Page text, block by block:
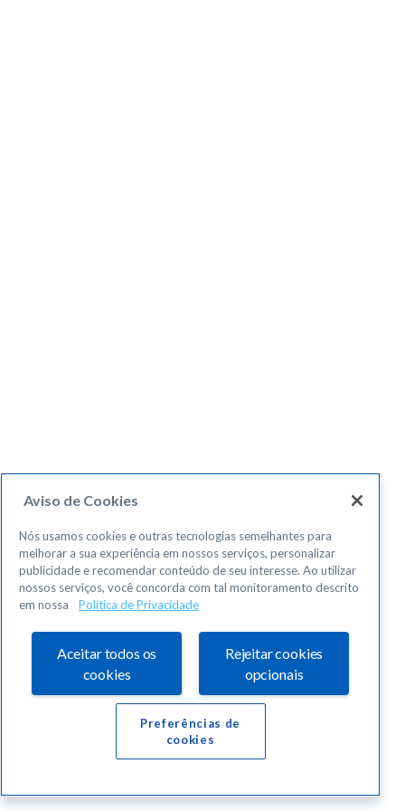
Aviso de Cookies
Nós usamos cookies e outras tecnologias semelhantes para
melhorar a sua experiência em nossos serviços, personalizar
publicidade e recomendar conteúdo de seu interesse. Ao utilizar
nossos serviços, você concorda com tal monitoramento descrito
em nossa
Política de Privacidade
Aceitar todos os
cookies
Rejeitar cookies
opcionais
Preferências de
cookies